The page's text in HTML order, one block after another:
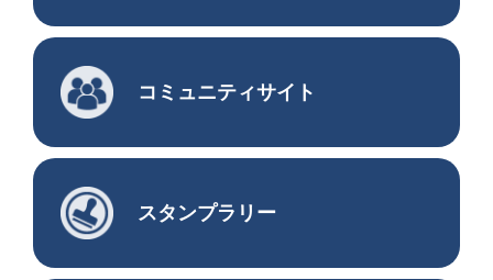
コミュニティサイト
スタンプラリー